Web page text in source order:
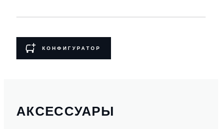
КОНФИГУРАТОР
АКСЕССУАРЫ